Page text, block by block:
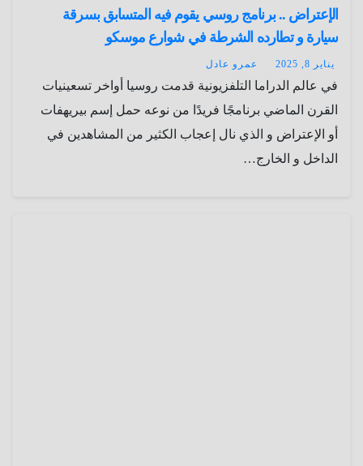
الإعتراض .. برنامج روسي يقوم فيه المتسابق بسرقة
سيارة و تطارده الشرطة في شوارع موسكو
يناير 8, 2025 عمرو عادل
في عالم الدراما التلفزيونية قدمت روسيا أواخر تسعينيات
القرن الماضي برنامجًا فريدًا من نوعه حمل إسم بيريهفات
أو الإعتراض و الذي نال إعجاب الكثير من المشاهدين في
الداخل و الخارج…